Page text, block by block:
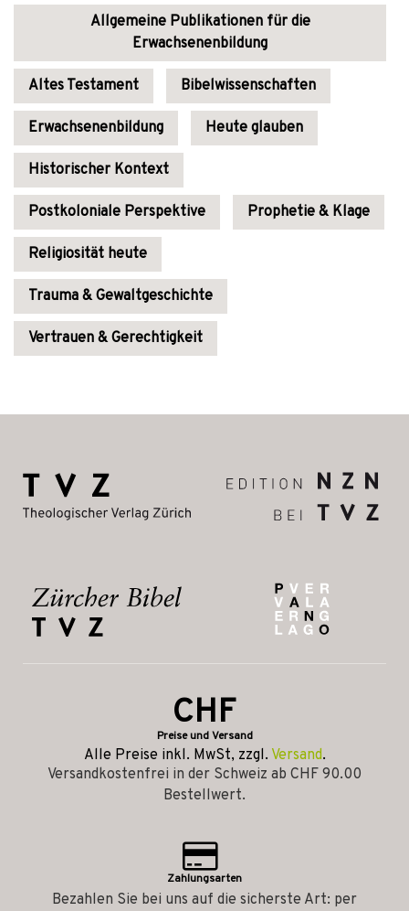
Allgemeine Publikationen für die
Erwachsenenbildung
Altes Testament Bibelwissenschaften
Erwachsenenbildung Heute glauben
Historischer Kontext
Postkoloniale Perspektive Prophetie & Klage
Religiosität heute
Trauma & Gewaltgeschichte
Vertrauen & Gerechtigkeit
CHF
Preise und Versand
Alle Preise inkl. MwSt, zzgl. Versand.
Versandkostenfrei in der Schweiz ab CHF 90.00
Bestellwert.
Zahlungsarten
Bezahlen Sie bei uns auf die sicherste Art: per